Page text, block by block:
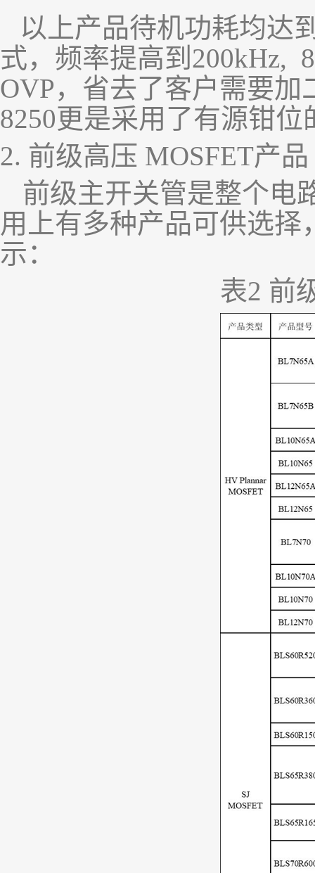
以上产品待机功耗均达
式，频率提高到 200kHz,
OVP，省去了客户需要
8250更是采用了有源钳
2. 前级高压 MOSFET产品
前级主开关管是整个电
用上有多种产品可供选
示：
表2 前